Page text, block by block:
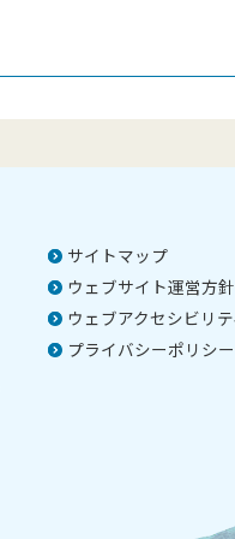
サイトマップ
ウェブサイト運営方針
ウェブアクセシビリ
プライバシーポリシー